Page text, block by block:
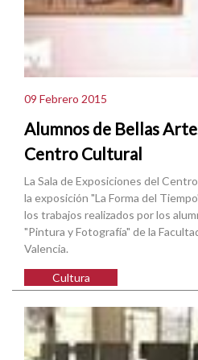
09 Febrero 2015
Alumnos de Bellas
Centro Cultural
La Sala de Exposiciones del
la exposición "La Forma del
los trabajos realizados por los
"Pintura y Fotografía" de la
Valencia.
Cultura